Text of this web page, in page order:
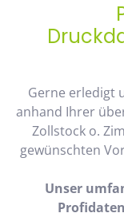
Gerne erledigt
anhand Ihrer
Zollstock o.
gewünschten
Unser